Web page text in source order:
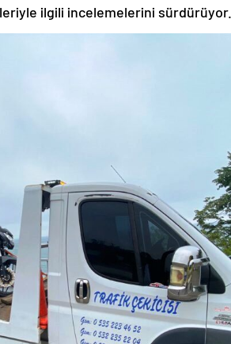
ilgili incelemelerini sürdürüyor.